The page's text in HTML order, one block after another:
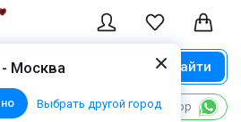
Москва
Выбрать другой город
Найти
Написать в WhatsApp